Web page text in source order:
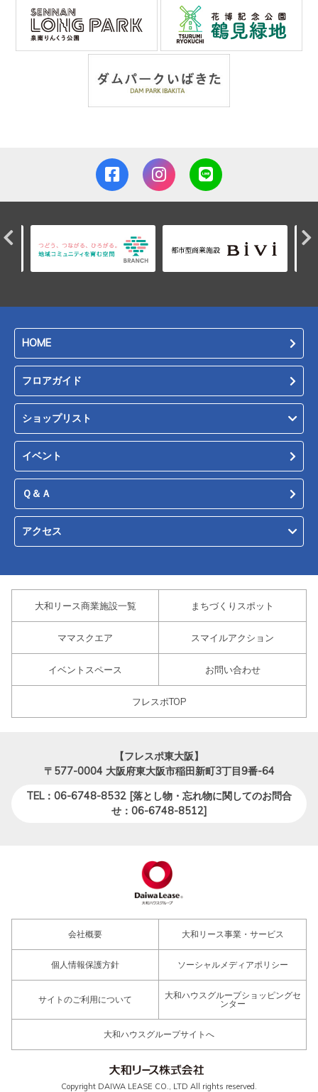
HOME
フロアガイド
ショップリスト
イベント
Ｑ＆Ａ
アクセス
大和リース商業施設一覧 まちづくりスポット
ママスクエア スマイルアクション
イベントスペース お問い合わせ
フレスポTOP
【フレスポ東大阪】
〒577-0004 大阪府東大阪市稲田新町3丁目9番-64
TEL：06-6748-8532 [落とし物・忘れ物に関してのお問合
せ：06-6748-8512]
会社概要 大和リース事業・サービス
個人情報保護方針 ソーシャルメディアポリシー
サイトのご利用について
大和ハウスグループショッピングセ
ンター
大和ハウスグループサイトへ
Copyright DAIWA LEASE CO., LTD All rights reserved.